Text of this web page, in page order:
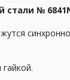
№